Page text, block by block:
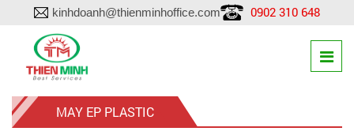
kinhdoanh@thienminhoffice.com 0902 310 648
MAY EP PLASTIC